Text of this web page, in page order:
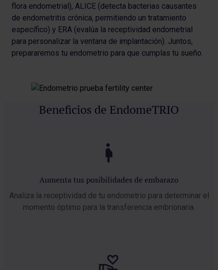
flora endometrial), ALICE (detecta bacterias causantes
de endometritis crónica, permitiendo un tratamiento
específico) y ERA (evalúa la receptividad endometrial
para personalizar la ventana de implantación). Juntos,
prepararemos tu endometrio para que cumplas tu sueño.
Beneficios de EndomeTRIO
Aumenta tus posibilidades de embarazo
Analiza la receptividad de tu endometrio para determinar el
momento óptimo para la transferencia embrionaria.